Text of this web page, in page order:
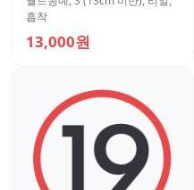
흡착
13,000원